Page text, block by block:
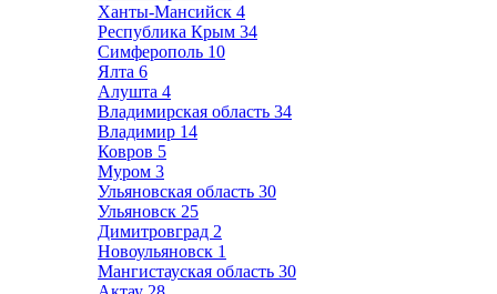
Ханты-Мансийск 4
Республика Крым 34
Симферополь 10
Ялта 6
Алушта 4
Владимирская область 34
Владимир 14
Ковров 5
Муром 3
Ульяновская область 30
Ульяновск 25
Димитровград 2
Новоульяновск 1
Мангистауская область 30